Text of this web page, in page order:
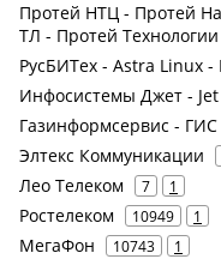
Протей НТЦ - Протей
ТЛ - Протей Технологии
РусБИТех - Astra Linux -
Инфосистемы Джет -
Газинформсервис - ГИС
Элтекс Коммуникации
Лео Телеком 7 1
Ростелеком 10949 1
МегаФон 10743 1